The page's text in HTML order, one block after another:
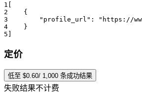
1 [
2
    {
3
"profile_url":
"https://
4
    }
5 ]
定价
低至 $0.60/ 1,000 条成功结果
失败结果不计费